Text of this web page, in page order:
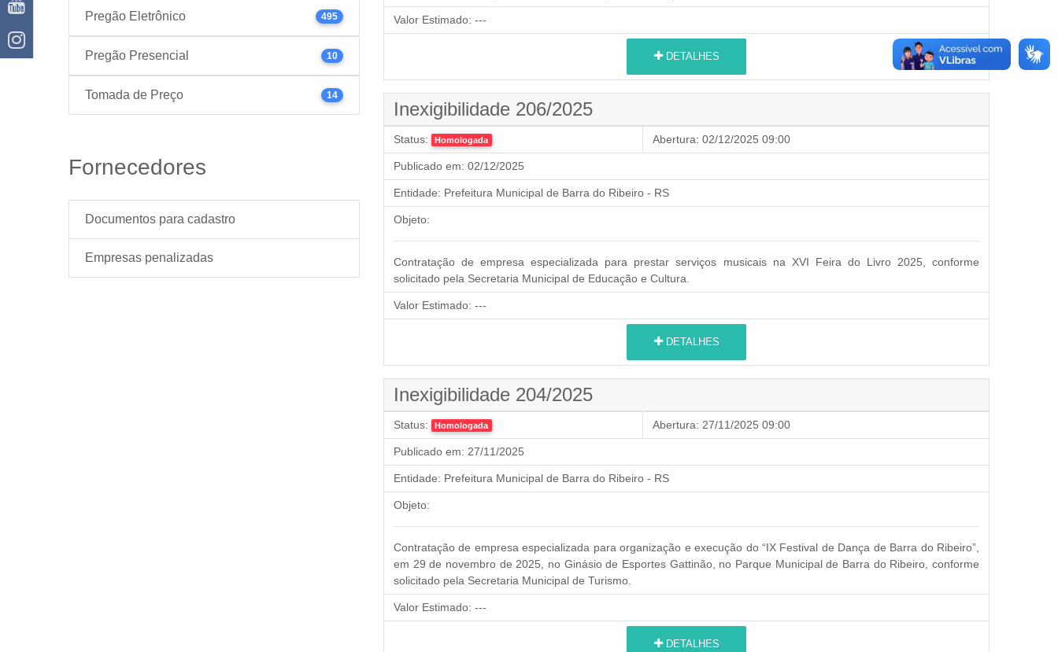
Pregão Eletrônico 495
Pregão Presencial 10
Tomada de Preço 14
Fornecedores
Documentos para cadastro
Empresas penalizadas
Valor Estimado: ---
DETALHES
Inexigibilidade 206/2025
Status: Homologada Abertura: 02/12/2025 09:00
Publicado em: 02/12/2025
Entidade: Prefeitura Municipal de Barra do Ribeiro - RS
Objeto:
Contratação de empresa especializada para prestar serviços musicais na XVI Feira do Livro 2025, conforme
solicitado pela Secretaria Municipal de Educação e Cultura.
Valor Estimado: ---
DETALHES
Inexigibilidade 204/2025
Status: Homologada Abertura: 27/11/2025 09:00
Publicado em: 27/11/2025
Entidade: Prefeitura Municipal de Barra do Ribeiro - RS
Objeto:
Contratação de empresa especializada para organização e execução do “IX Festival de Dança de Barra do Ribeiro”,
em 29 de novembro de 2025, no Ginásio de Esportes Gattinão, no Parque Municipal de Barra do Ribeiro, conforme
solicitado pela Secretaria Municipal de Turismo.
Valor Estimado: ---
DETALHES